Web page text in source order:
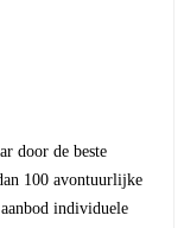
door de beste
100 avontuurlijke
individuele